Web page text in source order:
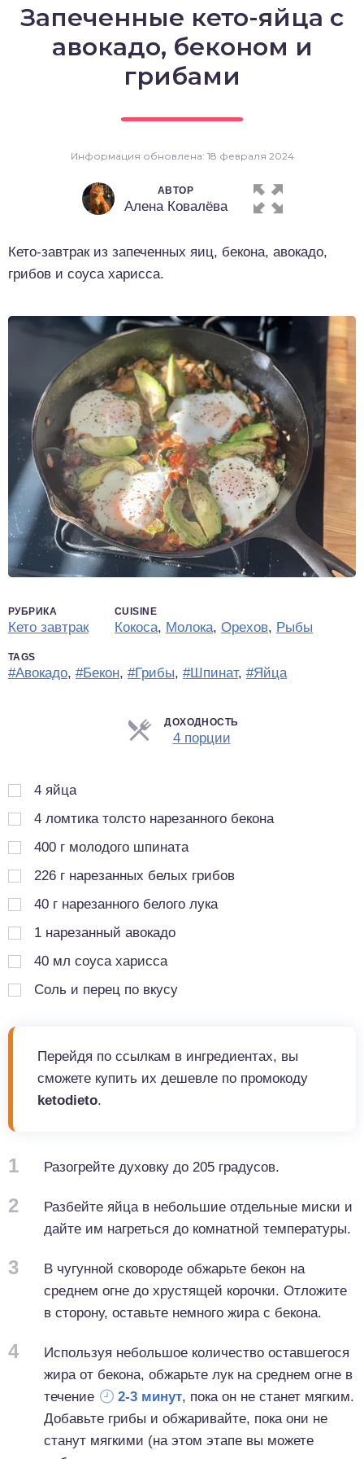
Запеченные кето-яйца с
авокадо, беконом и
грибами
Информация обновлена: 18 февраля 2024
АВТОР
Алена Ковалёва
Кето-завтрак из запеченных яиц, бекона, авокадо,
грибов и соуса харисса.
РУБРИКА
Кето завтрак
CUISINE
Кокоса, Молока, Орехов, Рыбы
TAGS
#Авокадо, #Бекон, #Грибы, #Шпинат, #Яйца
ДОХОДНОСТЬ
4 порцииПорции
4 яйца
4 ломтика толсто нарезанного бекона
400 г молодого шпината
226 г нарезанных белых грибов
40 г нарезанного белого лука
1 нарезанный авокадо
40 мл соуса харисса
Соль и перец по вкусу
Перейдя по ссылкам в ингредиентах, вы
сможете купить их дешевле по промокоду
ketodieto.
1 Разогрейте духовку до 205 градусов.
2
Разбейте яйца в небольшие отдельные миски и
дайте им нагреться до комнатной температуры.
3
В чугунной сковороде обжарьте бекон на
среднем огне до хрустящей корочки. Отложите
в сторону, оставьте немного жира с бекона.
4
Используя небольшое количество оставшегося
жира от бекона, обжарьте лук на среднем огне в
течение
2-3 минут, пока он не станет мягким.
Добавьте грибы и обжаривайте, пока они не
станут мягкими (на этом этапе вы можете
выпечка